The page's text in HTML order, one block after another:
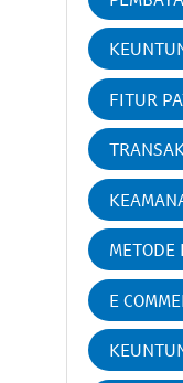
FITUR
METODE
E